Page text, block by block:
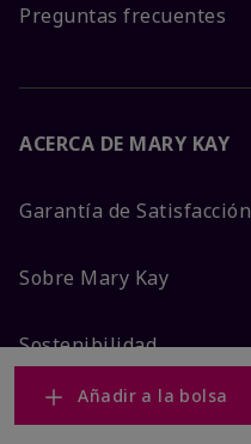
Añadir a la bolsa
Preguntas frecuentes
ACERCA DE MARY KAY
Garantía de Satisfacción
Sobre Mary Kay
Sostenibilidad
Promesa De Producto